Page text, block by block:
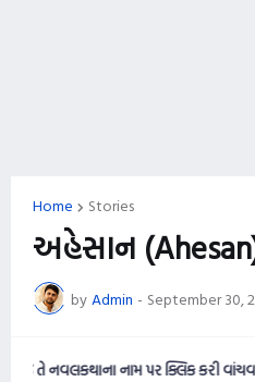
Home Stories
અહેસાન
byAdmin - September 30,
નામ પર ક્લિક કરી વાંચવાનું